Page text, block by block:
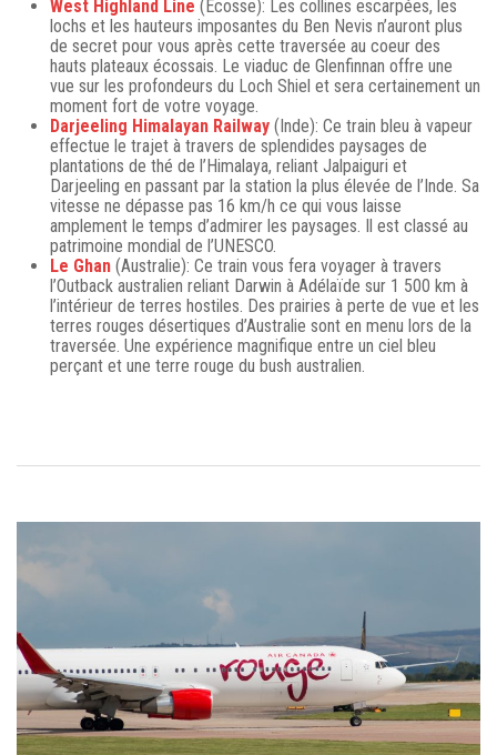
West Highland Line (Écosse): Les collines escarpées, les
lochs et les hauteurs imposantes du Ben Nevis n’auront plus
de secret pour vous après cette traversée au coeur des
hauts plateaux écossais. Le viaduc de Glenfinnan offre une
vue sur les profondeurs du Loch Shiel et sera certainement un
moment fort de votre voyage.
Darjeeling Himalayan Railway (Inde): Ce train bleu à vapeur
effectue le trajet à travers de splendides paysages de
plantations de thé de l’Himalaya, reliant Jalpaiguri et
Darjeeling en passant par la station la plus élevée de l’Inde. Sa
vitesse ne dépasse pas 16 km/h ce qui vous laisse
amplement le temps d’admirer les paysages. Il est classé au
patrimoine mondial de l’UNESCO.
Le Ghan (Australie): Ce train vous fera voyager à travers
l’Outback australien reliant Darwin à Adélaïde sur 1 500 km à
l’intérieur de terres hostiles. Des prairies à perte de vue et les
terres rouges désertiques d’Australie sont en menu lors de la
traversée. Une expérience magnifique entre un ciel bleu
perçant et une terre rouge du bush australien.